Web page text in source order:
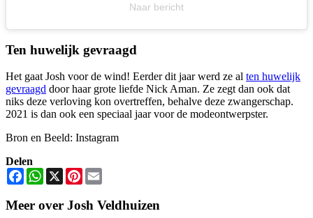
Naar bericht
Ten huwelijk gevraagd
Het gaat Josh voor de wind! Eerder dit jaar werd ze al ten huwelijk
gevraagd door haar grote liefde Nick Aman. Ze zegt dan ook dat
niks deze verloving kon overtreffen, behalve deze zwangerschap.
2021 is dan ook een speciaal jaar voor de modeontwerpster.
Bron en Beeld: Instagram
Delen
FacebookWhatsApp
X Pinterest
Meer over Josh Veldhuizen